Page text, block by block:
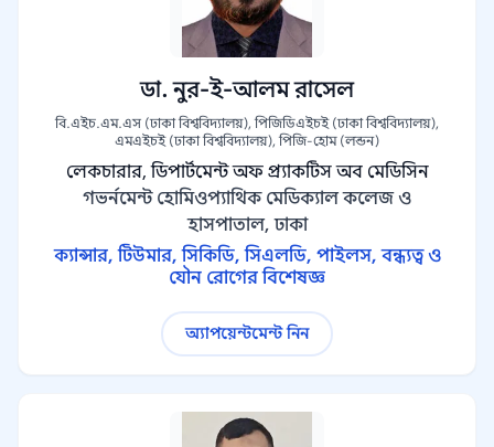
ডা. নুর-ই-আলম রাসেল
বি.এইচ.এম.এস (ঢাকা বিশ্ববিদ্যালয়), পিজিডিএইচই (ঢাকা বিশ্ববিদ্যালয়),
এমএইচই (ঢাকা বিশ্ববিদ্যালয়), পিজি-হোম (লন্ডন)
লেকচারার, ডিপার্টমেন্ট অফ প্র্যাকটিস অব মেডিসিন
গভর্নমেন্ট হোমিওপ্যাথিক মেডিক্যাল কলেজ ও
হাসপাতাল, ঢাকা
ক্যান্সার, টিউমার, সিকিডি, সিএলডি, পাইলস, বন্ধ্যত্ব ও
যৌন রোগের বিশেষজ্ঞ
অ্যাপয়েন্টমেন্ট নিন